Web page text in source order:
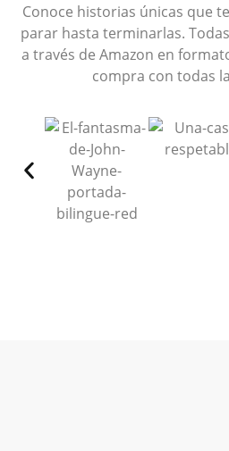
Conoce historias únicas que
parar hasta terminarlas.
a través de Amazon en
compra con todas